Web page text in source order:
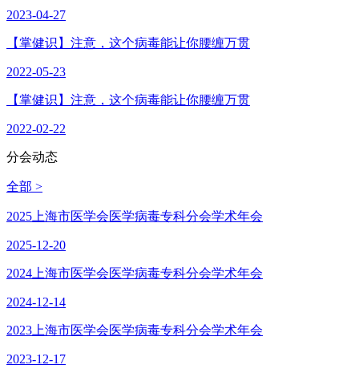
2023-04-27
【掌健识】注意，这个病毒能让你腰缠万贯
2022-05-23
【掌健识】注意，这个病毒能让你腰缠万贯
2022-02-22
分会动态
全部 >
2025上海市医学会医学病毒专科分会学术年会
2025-12-20
2024上海市医学会医学病毒专科分会学术年会
2024-12-14
2023上海市医学会医学病毒专科分会学术年会
2023-12-17